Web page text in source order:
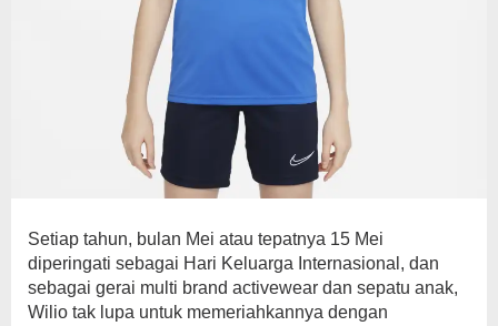
Setiap tahun, bulan Mei atau tepatnya 15 Mei
diperingati sebagai Hari Keluarga Internasional, dan
sebagai gerai multi brand activewear dan sepatu anak,
Wilio tak lupa untuk memeriahkannya dengan